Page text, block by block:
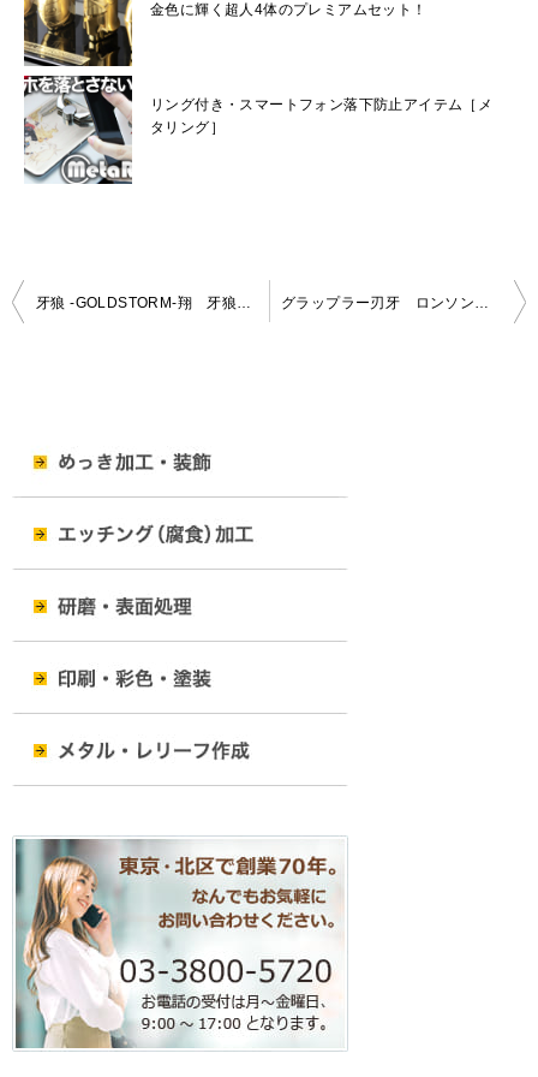
金色に輝く超人4体のプレミアムセット！
リング付き・スマートフォン落下防止アイテム［メ
タリング］
投
ゲ
ー
シ
ョ
ン
牙狼 -GOLDSTORM-翔 牙狼シリーズ最新作！ロンソンライター発売 グラップラー刃牙 ロンソン・タイフーンライター